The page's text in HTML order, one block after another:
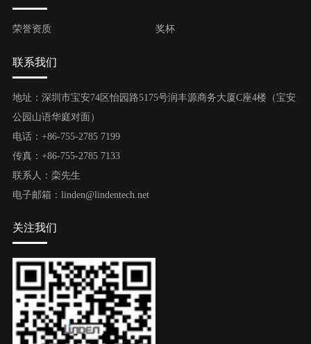
荣誉资质 奖杯
联系我们
地址：深圳市宝安74区怡园路5175号润丰源商务大厦C座4楼（宝安
公园山语华庭对面）
电话：+86-755-2785 7199
传真：+86-755-2785 7133
联系人：栾先生
电子邮箱：linden@lindentech.net
关注我们